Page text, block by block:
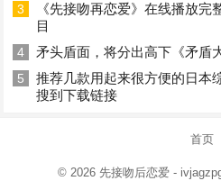
3
《先接吻再恋爱》在线播放
目
4 矛头盾面，将分出高下《矛盾
5
推荐几款用起来很方便的日本
搜到下载链接
首页
© 2026 先接吻后恋爱-